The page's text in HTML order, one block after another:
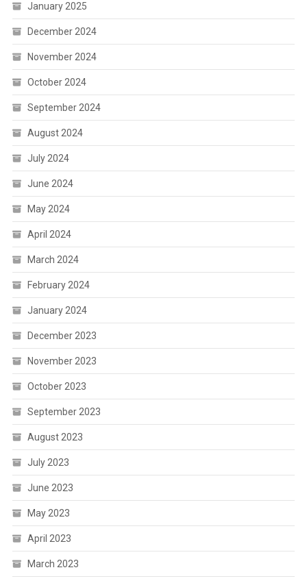
January 2025
December 2024
November 2024
October 2024
September 2024
August 2024
July 2024
June 2024
May 2024
April 2024
March 2024
February 2024
January 2024
December 2023
November 2023
October 2023
September 2023
August 2023
July 2023
June 2023
May 2023
April 2023
March 2023